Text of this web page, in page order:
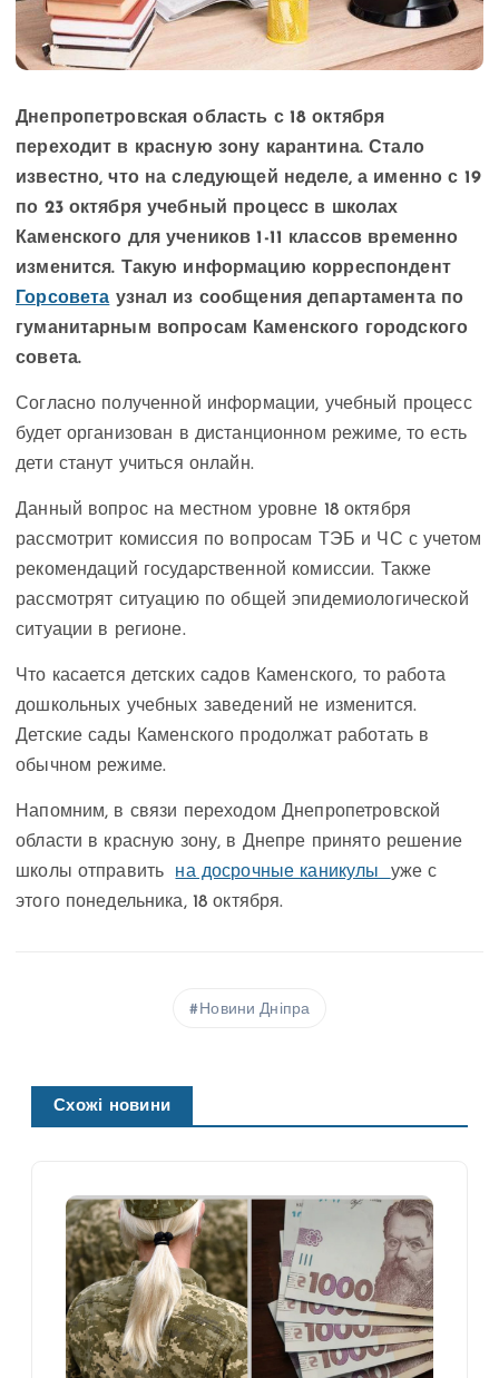
Днепропетровская область с 18 октября
переходит в красную зону карантина. Стало
известно, что на следующей неделе, а именно с 19
по 23 октября учебный процесс в школах
Каменского для учеников 1-11 классов временно
изменится. Такую информацию корреспондент
Горсовета узнал из сообщения департамента по
гуманитарным вопросам Каменского городского
совета.
Согласно полученной информации, учебный процесс
будет организован в дистанционном режиме, то есть
дети станут учиться онлайн.
Данный вопрос на местном уровне 18 октября
рассмотрит комиссия по вопросам ТЭБ и ЧС с учетом
рекомендаций государственной комиссии. Также
рассмотрят ситуацию по общей эпидемиологической
ситуации в регионе.
Что касается детских садов Каменского, то работа
дошкольных учебных заведений не изменится.
Детские сады Каменского продолжат работать в
обычном режиме.
Напомним, в связи переходом Днепропетровской
области в красную зону, в Днепре принято решение
школы отправить на досрочные каникулы уже с
этого понедельника, 18 октября.
Новини Дніпра
Схожі новини